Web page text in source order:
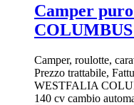
Camper
Camper, roulotte,
Prezzo trattabile,
WESTFALIA
140 cv cambio